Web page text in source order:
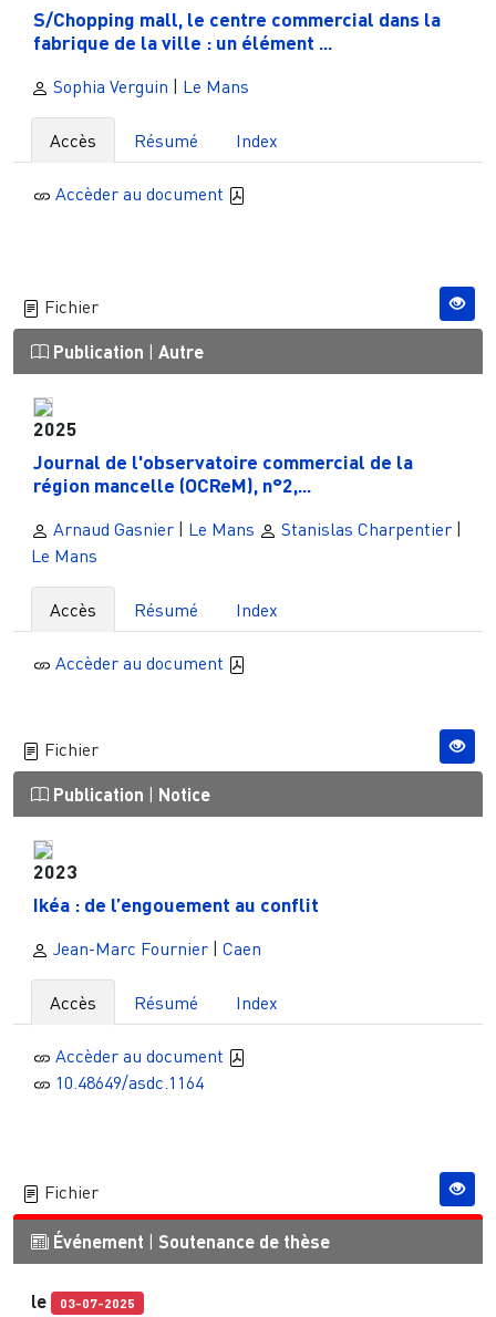
S/Chopping mall, le centre commercial dans la
fabrique de la ville : un élément ...
Sophia Verguin Le Mans
Accès Résumé Index
Accèder au document
Fichier
Publication Autre
2025
Journal de l'observatoire commercial de la
région mancelle (OCReM), n°2,...
Arnaud Gasnier Le Mans Stanislas Charpentier
Le Mans
Accès Résumé Index
Accèder au document
Fichier
Publication Notice
2023
Ikéa : de l’engouement au conflit
Jean-Marc Fournier Caen
Accès Résumé Index
Accèder au document
10.48649/asdc.1164
Fichier
Événement Soutenance de thèse
le 03-07-2025